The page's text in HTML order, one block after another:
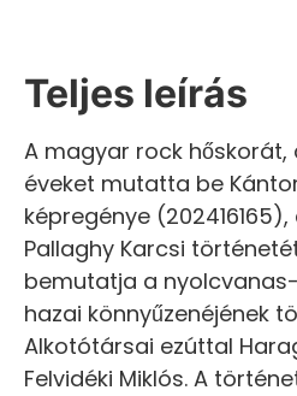
Teljes leírás
A magyar rock hőskorát,
éveket mutatta be
képregénye
Pallaghy Karcsi
bemutatja a
hazai könnyűzenéjének
Alkotótársai ezúttal
Felvidéki Miklós. A